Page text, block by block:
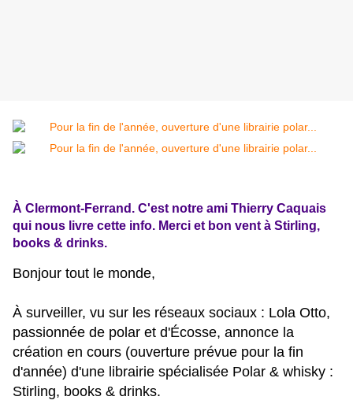
À Clermont-Ferrand. C'est notre ami Thierry Caquais
qui nous livre cette info. Merci et bon vent à Stirling,
books & drinks.
Bonjour tout le monde,
À surveiller, vu sur les réseaux sociaux : Lola Otto,
passionnée de polar et d'Écosse, annonce la
création en cours (ouverture prévue pour la fin
d'année) d'une librairie spécialisée Polar & whisky :
Stirling, books & drinks.